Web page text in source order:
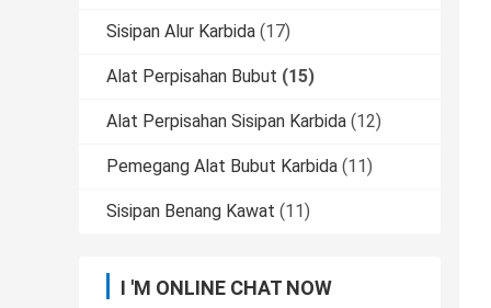
Sisipan Alur Karbida (17)
Alat Perpisahan Bubut (15)
Alat Perpisahan Sisipan Karbida (12)
Pemegang Alat Bubut Karbida (11)
Sisipan Benang Kawat (11)
I 'M ONLINE CHAT NOW